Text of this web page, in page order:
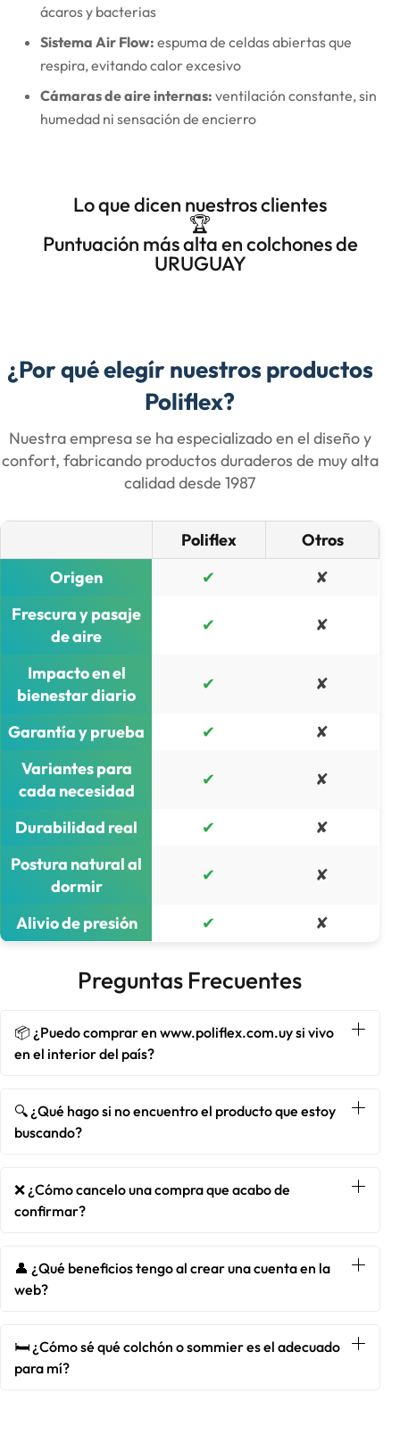
ácaros y bacterias
Sistema Air Flow: espuma de celdas abiertas que
respira, evitando calor excesivo
Cámaras de aire internas: ventilación constante, sin
humedad ni sensación de encierro
Lo que dicen nuestros clientes
🏆
Puntuación más alta en colchones de
URUGUAY
¿Por qué elegír nuestros productos
Poliflex?
Nuestra empresa se ha especializado en el diseño y
confort, fabricando productos duraderos de muy alta
calidad desde 1987​
Poliflex
Otros
Origen
✔
✘
Frescura y pasaje
de aire
✔ ✘
Impacto en el
bienestar diario
✔ ✘
Garantía y prueba ✔
✘
Variantes para
cada necesidad
✔ ✘
Durabilidad real ✔
✘
Postura natural al
dormir
✔ ✘
Alivio de presión ✔ ✘
Preguntas Frecuentes
📦 ¿Puedo comprar en www.poliflex.com.uy si vivo
en el interior del país?
🔍 ¿Qué hago si no encuentro el producto que estoy
buscando?
❌ ¿Cómo cancelo una compra que acabo de
confirmar?
👤 ¿Qué beneficios tengo al crear una cuenta en la
web?
🛏️ ¿Cómo sé qué colchón o sommier es el adecuado
para mí?